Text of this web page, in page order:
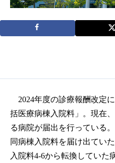
2024年度の診療報酬改定
括医療病棟入院料」。現在
る病院が届出を行っている
同病棟入院料を届け出てい
入院料4-6から転換していた